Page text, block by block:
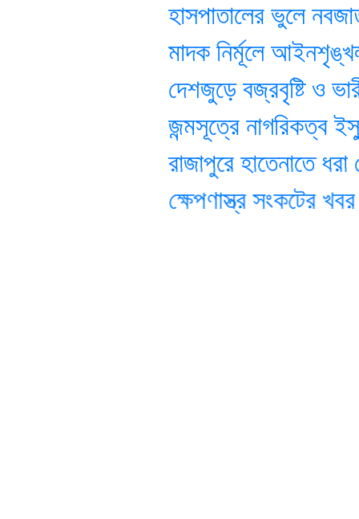
হাসপাতালের ভুলে
মাদক নির্মূলে আইনশৃঙ্খলা
দেশজুড়ে বজ্রবৃষ্টি ও
জন্মসূত্রে নাগরিকত্ব
রাজাপুরে হাতেনাতে ধরা
ক্ষেপণাস্ত্র সংকটের খবর